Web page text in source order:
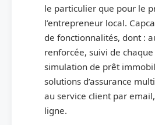
le particulier que pour le
l’entrepreneur local.
de fonctionnalités, dont :
renforcée, suivi de
simulation de prêt
solutions d’assurance
au service client par
ligne.